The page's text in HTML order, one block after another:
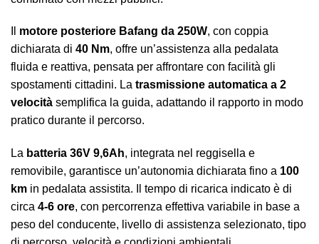
motore posteriore Bafang da 250W, con coppia
dichiarata di 40 Nm, offre un’assistenza alla pedalata
fluida e reattiva, pensata per affrontare con facilità gli
spostamenti cittadini. La trasmissione automatica a 2
velocità semplifica la guida, adattando il rapporto in modo
pratico durante il percorso.
La batteria 36V 9,6Ah, integrata nel reggisella e
removibile, garantisce un’autonomia dichiarata fino a 100
km in pedalata assistita. Il tempo di ricarica indicato è di
circa 4-6 ore, con percorrenza effettiva variabile in base a
peso del conducente, livello di assistenza selezionato, tipo